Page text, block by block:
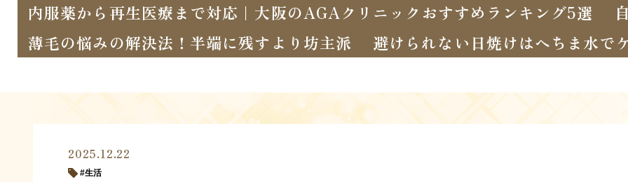
内服薬から再生医療まで対応｜大阪のAGAクリニックおすすめランキング5選
薄毛の悩みの解決法！半端に残すより坊主派
避けられない日焼けはへちま水で
2025.12.22
生活